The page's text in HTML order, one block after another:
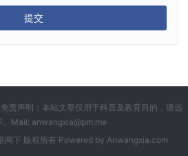
责声明：本站文章仅用于科普及教育目的，请远
。Mail: anwangxia@pm.me
下 版权所有 Powered by Anwangxia.com